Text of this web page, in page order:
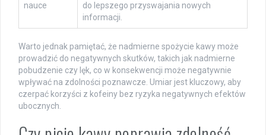
nauce
do lepszego przyswajania nowych
informacji.
Warto jednak pamiętać, że nadmierne spożycie kawy może
prowadzić do negatywnych skutków, takich jak nadmierne
pobudzenie czy lęk, co w konsekwencji może negatywnie
wpływać na zdolności poznawcze. Umiar jest kluczowy, aby
czerpać korzyści z kofeiny bez ryzyka negatywnych efektów
ubocznych.